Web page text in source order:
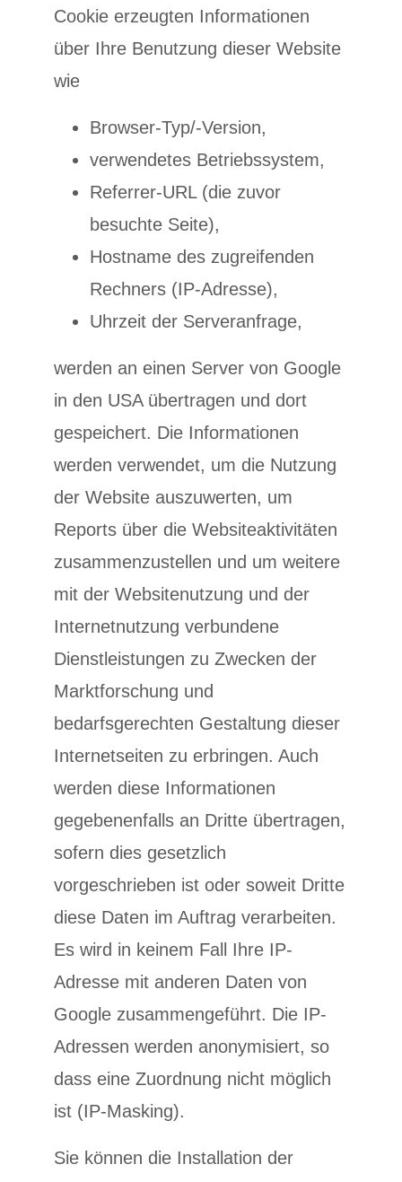
Cookie erzeugten Informationen
über Ihre Benutzung dieser Website
wie
Browser-Typ/-Version,
verwendetes Betriebssystem,
Referrer-URL (die zuvor
besuchte Seite),
Hostname des zugreifenden
Rechners (IP-Adresse),
Uhrzeit der Serveranfrage,
werden an einen Server von Google
in den USA übertragen und dort
gespeichert. Die Informationen
werden verwendet, um die Nutzung
der Website auszuwerten, um
Reports über die Websiteaktivitäten
zusammenzustellen und um weitere
mit der Websitenutzung und der
Internetnutzung verbundene
Dienstleistungen zu Zwecken der
Marktforschung und
bedarfsgerechten Gestaltung dieser
Internetseiten zu erbringen. Auch
werden diese Informationen
gegebenenfalls an Dritte übertragen,
sofern dies gesetzlich
vorgeschrieben ist oder soweit Dritte
diese Daten im Auftrag verarbeiten.
Es wird in keinem Fall Ihre IP-
Adresse mit anderen Daten von
Google zusammengeführt. Die IP-
Adressen werden anonymisiert, so
dass eine Zuordnung nicht möglich
ist (IP-Masking).
Sie können die Installation der